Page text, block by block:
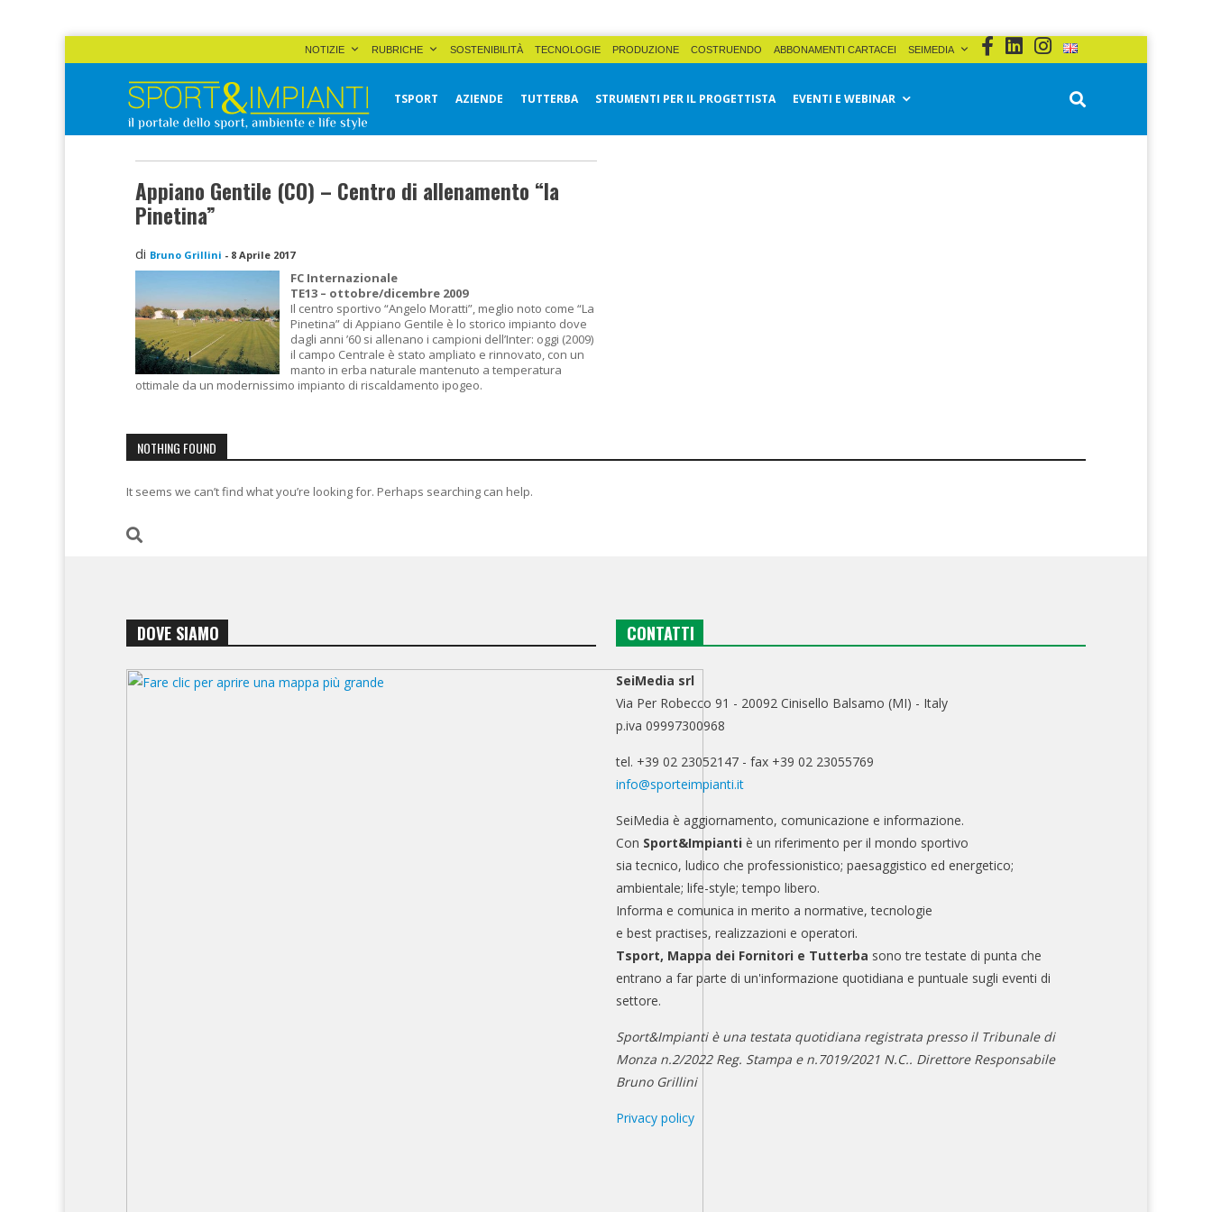
NOTIZIE RUBRICHE SOSTENIBILITÀ TECNOLOGIE PRODUZIONE COSTRUENDO ABBONAMENTI CARTACEI SEIMEDIA
Sport&Impianti
TSPORT AZIENDE TUTTERBA STRUMENTI PER IL PROGETTISTA EVENTI E WEBINAR
Appiano Gentile (CO) – Centro di allenamento “la
Pinetina”
di Bruno Grillini - 8 Aprile 2017
FC Internazionale
TE13 – ottobre/dicembre 2009
Il centro sportivo “Angelo Moratti”, meglio noto come “La
Pinetina” di Appiano Gentile è lo storico impianto dove
dagli anni ’60 si allenano i campioni dell’Inter: oggi (2009)
il campo Centrale è stato ampliato e rinnovato, con un
manto in erba naturale mantenuto a temperatura
ottimale da un modernissimo impianto di riscaldamento ipogeo.
NOTHING FOUND
It seems we can’t find what you’re looking for. Perhaps searching can help.
DOVE SIAMO CONTATTI
SeiMedia srl
Via Per Robecco 91 - 20092 Cinisello Balsamo (MI) - Italy
p.iva 09997300968
tel. +39 02 23052147 - fax +39 02 23055769
info@sporteimpianti.it
SeiMedia è aggiornamento, comunicazione e informazione.
Con Sport&Impianti è un riferimento per il mondo sportivo
sia tecnico, ludico che professionistico; paesaggistico ed energetico;
ambientale; life-style; tempo libero.
Informa e comunica in merito a normative, tecnologie
e best practises, realizzazioni e operatori.
Tsport, Mappa dei Fornitori e Tutterba sono tre testate di punta che
entrano a far parte di un'informazione quotidiana e puntuale sugli eventi di
settore.
Sport&Impianti è una testata quotidiana registrata presso il Tribunale di
Monza n.2/2022 Reg. Stampa e n.7019/2021 N.C.. Direttore Responsabile
Bruno Grillini
Privacy policy